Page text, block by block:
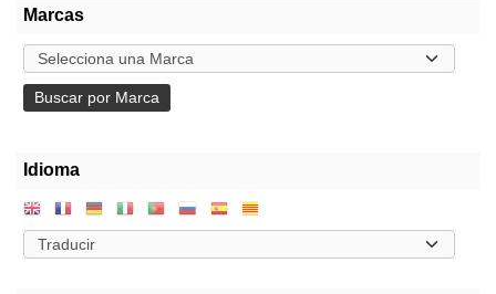
Marcas
Idioma